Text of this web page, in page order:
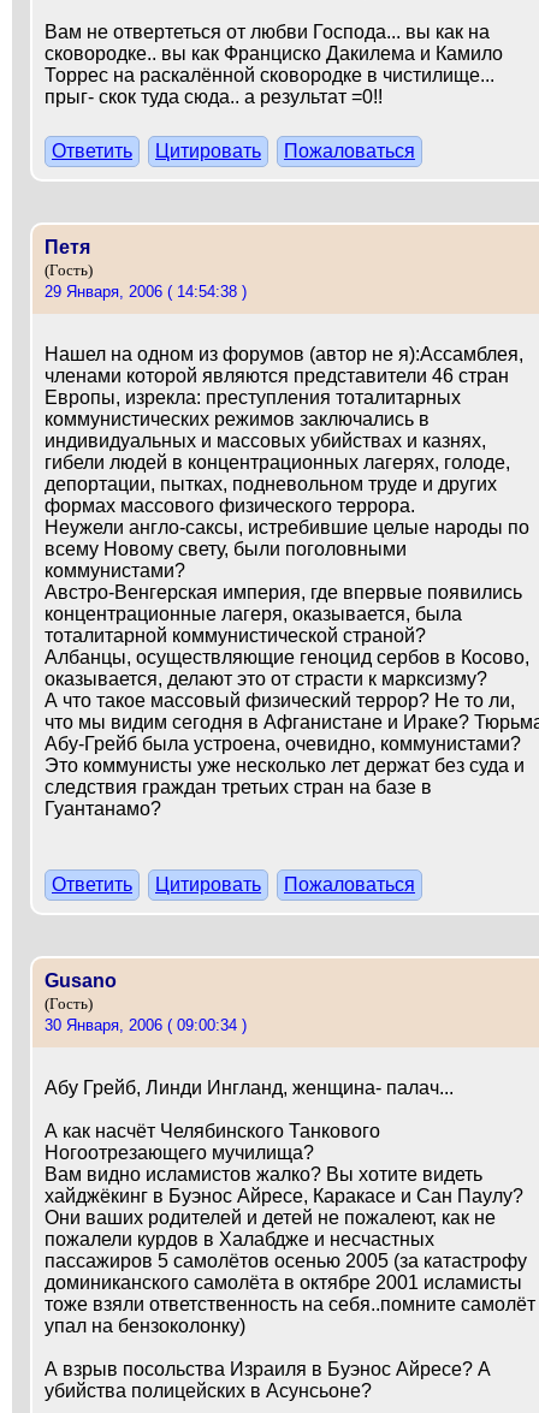
Вам не отвертеться от любви Господа... вы как на
сковородке.. вы как Франциско Дакилема и Камило
Торрес на раскалённой сковородке в чистилище...
прыг- скок туда сюда.. а результат =0!!
Ответить Цитировать Пожаловаться
Петя
(Гость)
29 Января, 2006 ( 14:54:38 )
Нашел на одном из форумов (автор не я):Ассамблея,
членами которой являются представители 46 стран
Европы, изрекла: преступления тоталитарных
коммунистических режимов заключались в
индивидуальных и массовых убийствах и казнях,
гибели людей в концентрационных лагерях, голоде,
депортации, пытках, подневольном труде и других
формах массового физического террора.
Неужели англо-саксы, истребившие целые народы по
всему Новому свету, были поголовными
коммунистами?
Австро-Венгерская империя, где впервые появились
концентрационные лагеря, оказывается, была
тоталитарной коммунистической страной?
Албанцы, осуществляющие геноцид сербов в Косово,
оказывается, делают это от страсти к марксизму?
А что такое массовый физический террор? Не то ли,
что мы видим сегодня в Афганистане и Ираке?
Абу-Грейб была устроена, очевидно, коммунистами?
Это коммунисты уже несколько лет держат без суда и
следствия граждан третьих стран на базе в
Гуантанамо?
Ответить Цитировать Пожаловаться
Gusano
(Гость)
30 Января, 2006 ( 09:00:34 )
Абу Грейб, Линди Ингланд, женщина- палач...
А как насчёт Челябинского Танкового
Ногоотрезающего мучилища?
Вам видно исламистов жалко? Вы хотите видеть
хайджёкинг в Буэнос Айресе, Каракасе и Сан Паулу?
Они ваших родителей и детей не пожалеют, как не
пожалели курдов в Халабдже и несчастных
пассажиров 5 самолётов осенью 2005 (за катастрофу
доминиканского самолёта в октябре 2001 исламисты
тоже взяли ответственность на себя..помните самолёт
упал на бензоколонку)
А взрыв посольства Израиля в Буэнос Айресе? А
убийства полицейских в Асунсьоне?